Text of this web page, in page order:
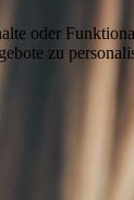
oder
zu